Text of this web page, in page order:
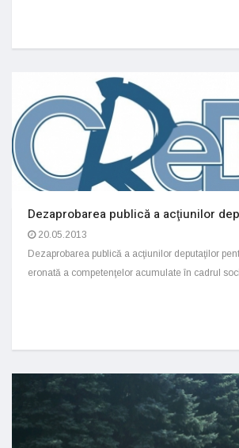
Dezaprobarea publică a acţiunilor
20.05.2013
Dezaprobarea publică a acţiunilor deputaţilor
eronată a competenţelor acumulate în cadrul